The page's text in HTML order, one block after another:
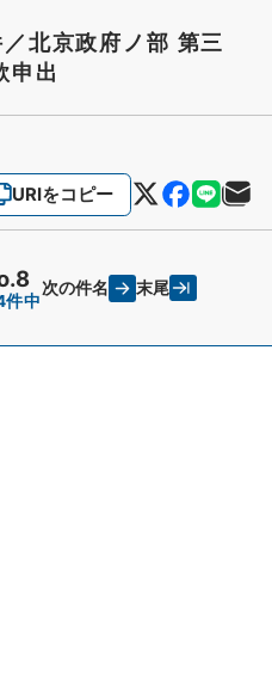
北京政府ノ部 第三
申出
URIをコピー
件中
次の件名 末尾